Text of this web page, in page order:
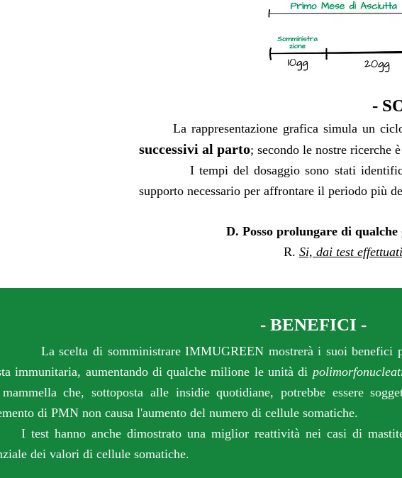
-
La rappresentazione grafica simula un
successivi al parto; secondo le nostre ricerche
I tempi del dosaggio sono stati identificati
supporto necessario per affrontare il periodo più
D. Posso prolungare di
R. Si, dai test
- BENEFICI -
a scelta di somministrare IMMUGREEN mostrerà i suoi benefici
immunitaria, aumentando di qualche milione le unità di
che, sottoposta alle insidie quotidiane, potrebbe essere
di PMN non causa l'aumento del numero di cellule somatiche.
hanno anche dimostrato una miglior reattività nei casi di mastite
dei valori di cellule somatiche.